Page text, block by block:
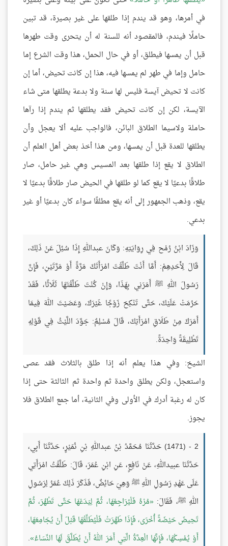
في أمرها، وهو قد يندم إذا طلقها على غير بصيرة، قد تبين
حاملًا فيندم، فالمقصود أنه للسنة له أن يتحرى وقت طهرها
قبل أن يمسها فيطلق، أو في حال الحمل، هذا وقت الشرع إما
حامل وإما في طهر لم يمسها فيه، هذا إن كانت تحيض، أما إن
كانت لا تحيض آيسة فليس لها سنة ولا بدعة يطلقها متى شاء
الآيسة، لكن إن كانت تحيض فقد يطلقها ثم يندم إذا رآها
حاملة ولاسيما الطلاق البائن، فالواجب عليه ألا يعجل وأن
يطلقها للعدة قبل أن يمسها، ومن هذا أخذ بعض أهل العلم أن
الطلاق لا يقع إذا طلقها بعد المسيس وهي غير حامل، صار
طلاقًا بدعيًا لا يقع كما لو طلقها في الحيض صار طلاقًا بدعيًا لا
يقع، وذهب الجمهور إلى أنه يقع مطلقًا سواء كان بدعيًا أو غير
بدعي.
وَزَادَ ابْنُ رُمْح فِي رِوَايَتِهِ: وَكَانَ عبداللهِ إِذَا سُئِلَ عَنْ ذَلِكَ،
قَالَ لِأَحَدِهِمْ: أَمَّا أَنْتَ طَلَّقْتَ امْرَأَتَكَ مَرَّةً أَوْ مَرَّتَيْنِ، فَإِنَّ
رَسُولَ اللهِ ﷺ أَمَرَنِي بِهَذَا، وَإِنْ كُنْتَ طَلَّقْتَهَا ثَلَاثًا، فَقَدْ
حَرُمَتْ عَلَيْكَ، حَتَّى تَنْكِحَ زَوْجًا غَيْرَكَ، وَعَصَيْتَ اللهَ فِيمَا
أَمَرَكَ مِنْ طَلَاقِ امْرَأَتِكَ، قَالَ مُسْلِمٌ: جَوَّدَ اللَّيْثُ فِي قَوْلِهِ
تَطْلِيقَةً وَاحِدَةً.
الشيخ: وفي هذا يعلم أنه إذا طلق بالثلاث فقد عصى
واستعجل، ولكن يطلق واحدة ثم واحدة ثم الثالثة حتى إذا
كان له رغبة أدرك في الأولى وفي الثانية، أما جمع الطلاق فلا
يجوز.
2 - (1471) حَدَّثَنَا مُحَمَّدُ بْنُ عبداللهِ بْنِ نُمَيْرٍ، حَدَّثَنَا أَبِي،
حَدَّثَنَا عبيداللهِ، عَنْ نَافِعٍ، عَنِ ابْنِ عُمَرَ، قَالَ: طَلَّقْتُ امْرَأَتِي
عَلَى عَهْدِ رَسُولِ اللهِ ﷺ وَهِيَ حَائِضٌ، فَذَكَرَ ذَلِكَ عُمَرُ لِرَسُولِ
اللهِ ﷺ، فَقَالَ: مُرْهُ فَلْيُرَاجِعْهَا، ثُمَّ لِيَدَعْهَا حَتَّى تَطْهُرَ، ثُمَّ
تَحِيضَ حَيْضَةً أُخْرَى، فَإِذَا طَهُرَتْ فَلْيُطَلِّقْهَا قَبْلَ أَنْ يُجَامِعَهَا،
أَوْ يُمْسِكْهَا، فَإِنَّهَا الْعِدَّةُ الَّتِي أَمَرَ اللهُ أَنْ يُطَلَّقَ لَهَا النِّسَاءُ .